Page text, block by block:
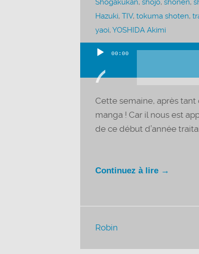
Hazuki, TIV, tokuma shoten,
yaoi, YOSHIDA Akimi
Lecteur
audio
00:00
Cette semaine, après
manga ! Car il nous est
de ce début d’année
Continuez à lire →
Robin